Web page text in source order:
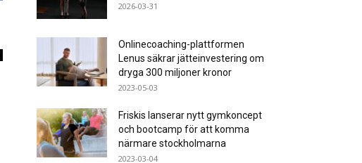
2026-03-31
Onlinecoaching-plattformen
Lenus säkrar jätteinvestering om
dryga 300 miljoner kronor
2023-05-03
Friskis lanserar nytt gymkoncept
och bootcamp för att komma
närmare stockholmarna
2023-03-04